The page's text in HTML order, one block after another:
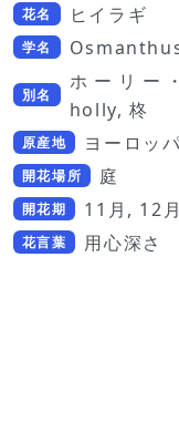
花名 ヒイラギ
学名
別名
ホーリー
holly, 柊
原産地 ヨーロッパ
開花場所 庭
開花期 11月, 12月
花言葉 用心深さ